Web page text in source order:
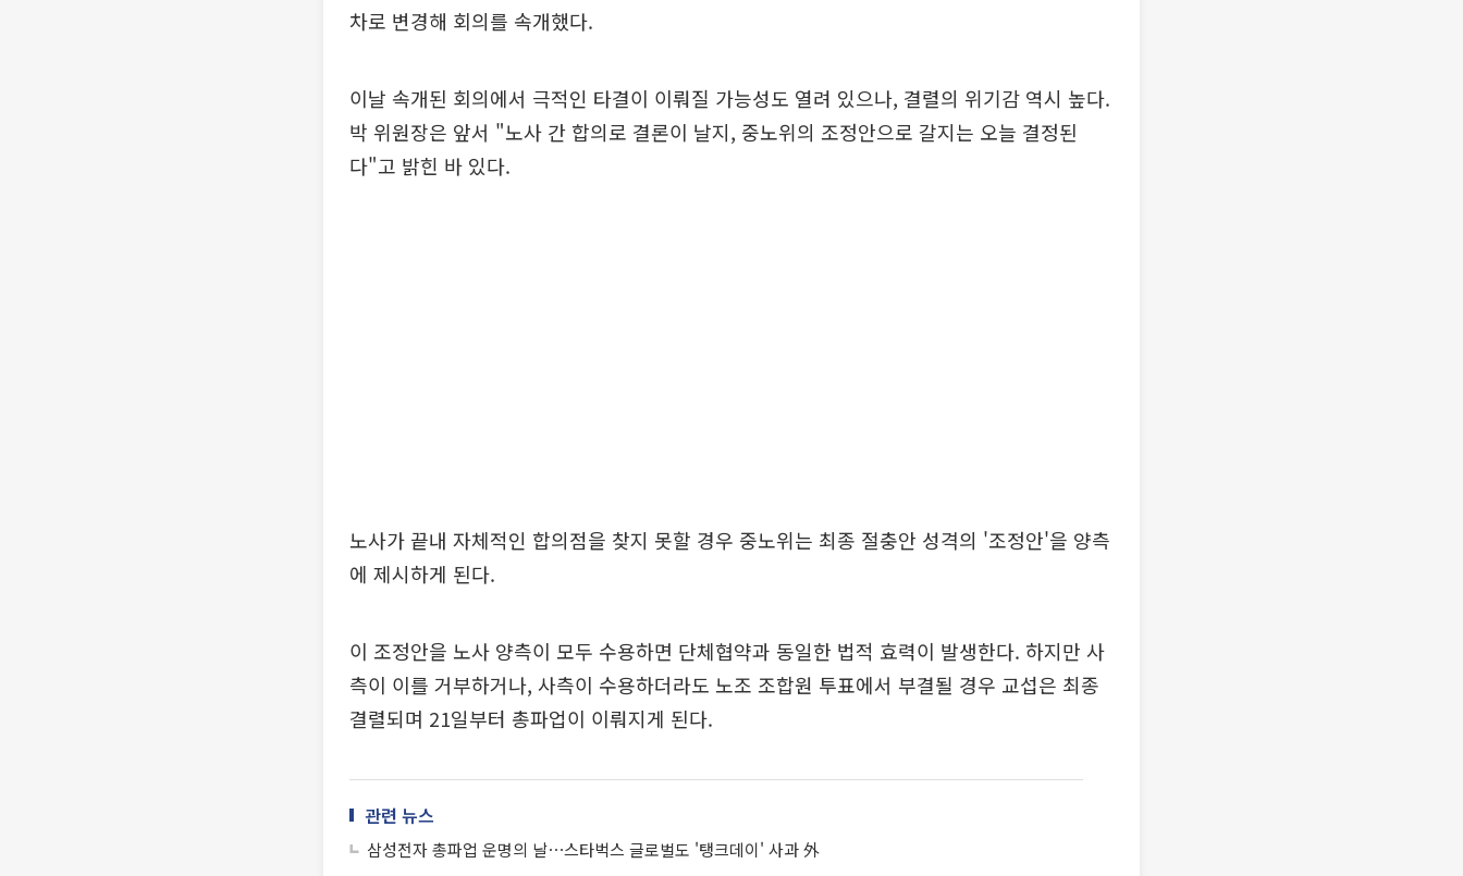
차로 변경해 회의를 속개했다.
이날 속개된 회의에서 극적인 타결이 이뤄질 가능성도 열려 있으나, 결렬의 위기감 역시 높다.
박 위원장은 앞서 "노사 간 합의로 결론이 날지, 중노위의 조정안으로 갈지는 오늘 결정된
다"고 밝힌 바 있다.
노사가 끝내 자체적인 합의점을 찾지 못할 경우 중노위는 최종 절충안 성격의 '조정안'을 양측
에 제시하게 된다.
이 조정안을 노사 양측이 모두 수용하면 단체협약과 동일한 법적 효력이 발생한다. 하지만 사
측이 이를 거부하거나, 사측이 수용하더라도 노조 조합원 투표에서 부결될 경우 교섭은 최종
결렬되며 21일부터 총파업이 이뤄지게 된다.
관련 뉴스
삼성전자 총파업 운명의 날⋯스타벅스 글로벌도 '탱크데이' 사과 外